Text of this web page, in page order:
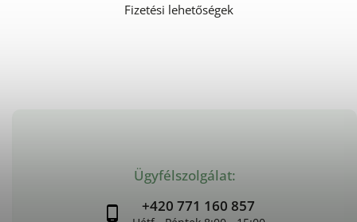
Ügyfélszolgálat:
+420 771 160 857
Fizetési lehetőségek